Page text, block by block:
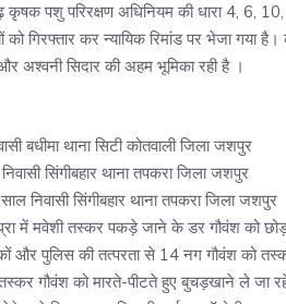
कृषक पशु परिरक्षण अधिनियम की धारा 4, 6,
गिरफ्तार कर न्यायिक रिमांड पर भेजा गया है।
अश्वनी सिदार की अहम भूमिका रही है ।
बधीमा थाना सिटी कोतवाली जिला जशपुर
सिंगीबहार थाना तपकरा जिला जशपुर
निवासी सिंगीबहार थाना तपकरा जिला जशपुर
में मवेशी तस्कर पकड़े जाने के डर गौवंश को
और पुलिस की तत्परता से 14 नग गौवंश को
गौवंश को मारते-पीटते हुए बुचड़खाने ले